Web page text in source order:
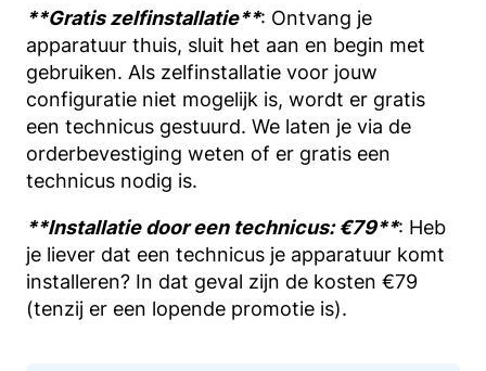
**Gratis zelfinstallatie**: Ontvang je
apparatuur thuis, sluit het aan en begin met
gebruiken. Als zelfinstallatie voor jouw
configuratie niet mogelijk is, wordt er gratis
een technicus gestuurd. We laten je via de
orderbevestiging weten of er gratis een
technicus nodig is.
**Installatie door een technicus: €79**: Heb
je liever dat een technicus je apparatuur komt
installeren? In dat geval zijn de kosten €79
(tenzij er een lopende promotie is).